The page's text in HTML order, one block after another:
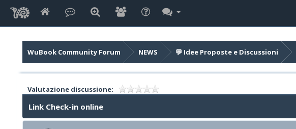
WuBook Community Forum NEWS 💬 Idee Proposte e Discussioni
Valutazione discussione:
Link Check-in online